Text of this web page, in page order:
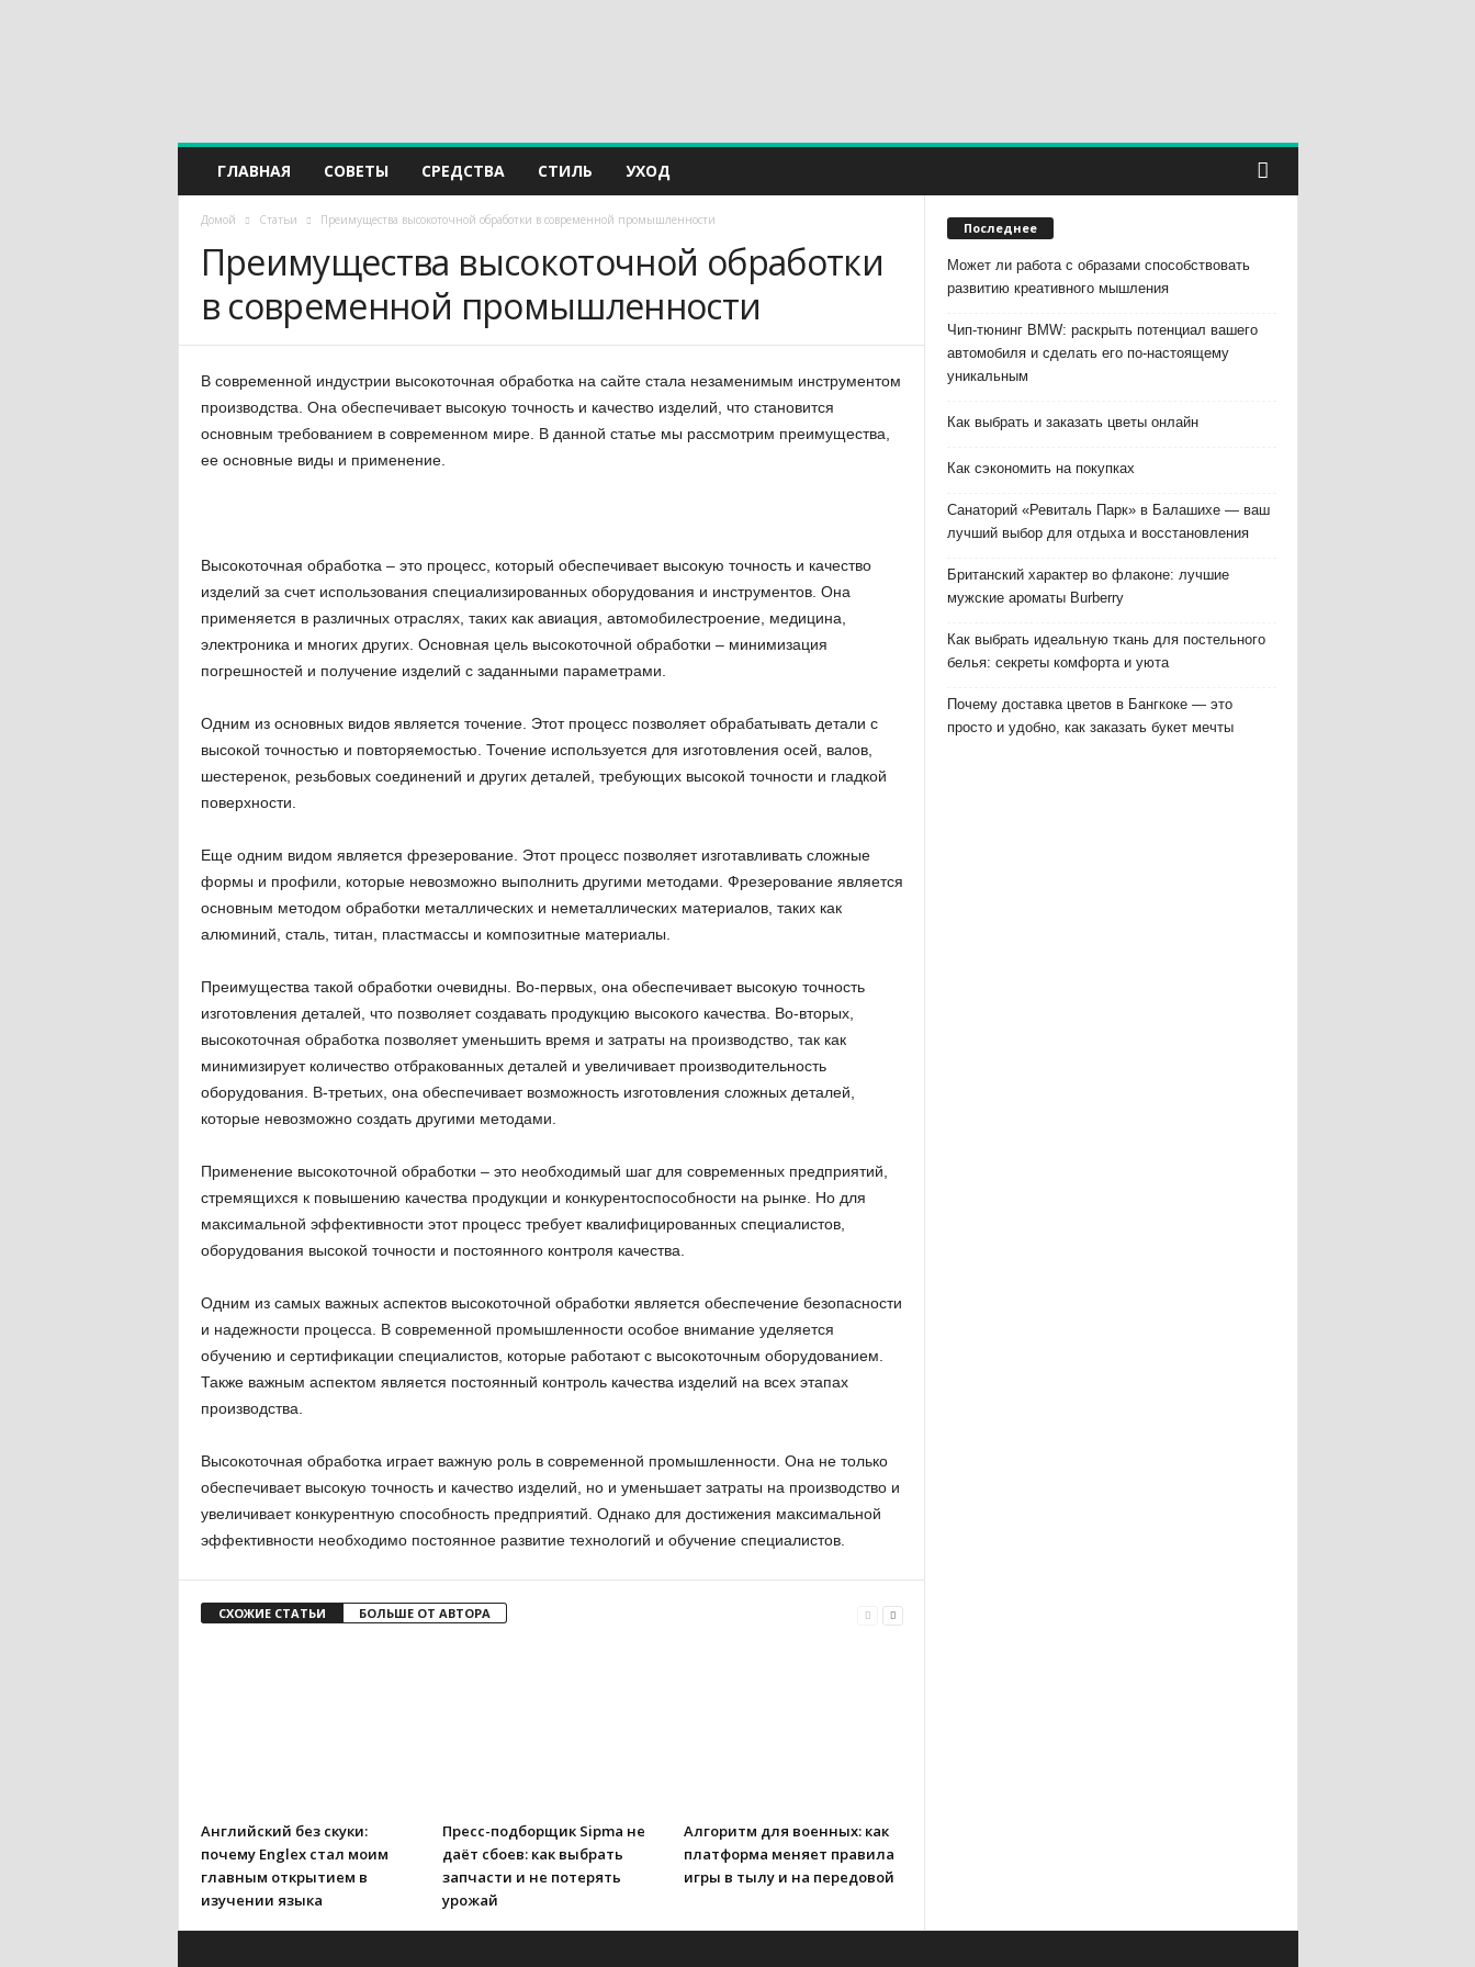
ГЛАВНАЯ СОВЕТЫ СРЕДСТВА СТИЛЬ УХОД
Домой Статьи Преимущества высокоточной обработки в современной промышленности
Преимущества высокоточной обработки
в современной промышленности
В современной индустрии высокоточная обработка на сайте стала незаменимым инструментом
производства. Она обеспечивает высокую точность и качество изделий, что становится
основным требованием в современном мире. В данной статье мы рассмотрим преимущества,
ее основные виды и применение.
Высокоточная обработка – это процесс, который обеспечивает высокую точность и качество
изделий за счет использования специализированных оборудования и инструментов. Она
применяется в различных отраслях, таких как авиация, автомобилестроение, медицина,
электроника и многих других. Основная цель высокоточной обработки – минимизация
погрешностей и получение изделий с заданными параметрами.
Одним из основных видов является точение. Этот процесс позволяет обрабатывать детали с
высокой точностью и повторяемостью. Точение используется для изготовления осей, валов,
шестеренок, резьбовых соединений и других деталей, требующих высокой точности и гладкой
поверхности.
Еще одним видом является фрезерование. Этот процесс позволяет изготавливать сложные
формы и профили, которые невозможно выполнить другими методами. Фрезерование является
основным методом обработки металлических и неметаллических материалов, таких как
алюминий, сталь, титан, пластмассы и композитные материалы.
Преимущества такой обработки очевидны. Во-первых, она обеспечивает высокую точность
изготовления деталей, что позволяет создавать продукцию высокого качества. Во-вторых,
высокоточная обработка позволяет уменьшить время и затраты на производство, так как
минимизирует количество отбракованных деталей и увеличивает производительность
оборудования. В-третьих, она обеспечивает возможность изготовления сложных деталей,
которые невозможно создать другими методами.
Применение высокоточной обработки – это необходимый шаг для современных предприятий,
стремящихся к повышению качества продукции и конкурентоспособности на рынке. Но для
максимальной эффективности этот процесс требует квалифицированных специалистов,
оборудования высокой точности и постоянного контроля качества.
Одним из самых важных аспектов высокоточной обработки является обеспечение безопасности
и надежности процесса. В современной промышленности особое внимание уделяется
обучению и сертификации специалистов, которые работают с высокоточным оборудованием.
Также важным аспектом является постоянный контроль качества изделий на всех этапах
производства.
Высокоточная обработка играет важную роль в современной промышленности. Она не только
обеспечивает высокую точность и качество изделий, но и уменьшает затраты на производство и
увеличивает конкурентную способность предприятий. Однако для достижения максимальной
эффективности необходимо постоянное развитие технологий и обучение специалистов.
СХОЖИЕ СТАТЬИ БОЛЬШЕ ОТ АВТОРА
Английский без скуки:
почему Englex стал моим
главным открытием в
изучении языка
Пресс-подборщик Sipma не
даёт сбоев: как выбрать
запчасти и не потерять
урожай
Алгоритм для военных: как
платформа меняет правила
игры в тылу и на передовой
Последнее
Может ли работа с образами способствовать
развитию креативного мышления
Чип-тюнинг BMW: раскрыть потенциал вашего
автомобиля и сделать его по-настоящему
уникальным
Как выбрать и заказать цветы онлайн
Как сэкономить на покупках
Санаторий «Ревиталь Парк» в Балашихе — ваш
лучший выбор для отдыха и восстановления
Британский характер во флаконе: лучшие
мужские ароматы Burberry
Как выбрать идеальную ткань для постельного
белья: секреты комфорта и уюта
Почему доставка цветов в Бангкоке — это
просто и удобно, как заказать букет мечты